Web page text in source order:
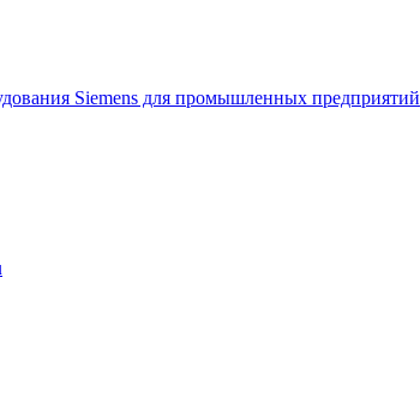
Siemens для промышленных предприятий